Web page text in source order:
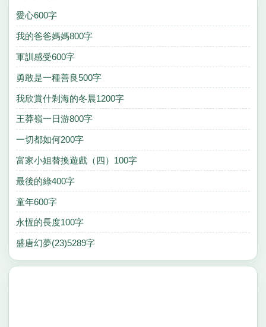
愛心600字
我的爸爸媽媽800字
軍訓感受600字
勇敢是一種善良500字
我欣賞什剎海的冬晨1200字
王莽嶺一日游800字
一切都如何200字
富家小姐替換遊戲（四）100字
最後的綠400字
童年600字
永恆的長度100字
盛唐幻夢(23)5289字